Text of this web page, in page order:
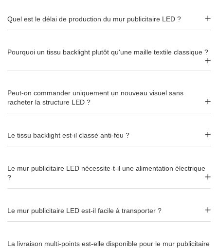
Délai de production : J+6
après validation du fichier ou du Bon À Tirer.
LED
Pour un format vertical lumineux, découvrez letotem tissu
rétroéclairé : lecomptoir Illumigoou le
LED.
Caractéristiques
périmétriqueintégré
rétroéclairage –anti-feu
Quel est le délai de production du mur publicitaire LED ?
Pourquoi un tissu backlight plutôt qu'une maille textile classique ?
Peut-on commander uniquement un nouveau visuel sans
racheter la structure LED ?
Le tissu backlight est-il classé anti-feu ?
Le mur publicitaire LED nécessite-t-il une alimentation électrique
?
Le mur publicitaire LED est-il facile à transporter ?
La livraison multi-points est-elle disponible pour le mur publicitaire